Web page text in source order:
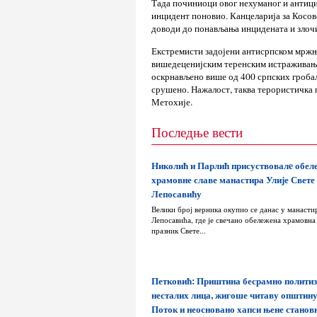
Тада починиоци овог нехуманог и
инцидент поновио. Канцеларија за
доводи до понављања инцидената и
Екстремисти задојени антисрпском
вишедеценијским теренским
оскрнављено више од 400 српских
срушено. Нажалост, таква
Метохије.
Последње вести
Николић и Парлић присуствовалe
храмовне славе манастира Улије
Лепосавићу
Велики број верника окупио се данас у
Лепосавића, где је свечано обележена храмовна
празник Свете...
Петковић: Приштина бесрамно
несталих лица, жигоше читаву
Поток и неосновано хапси њене